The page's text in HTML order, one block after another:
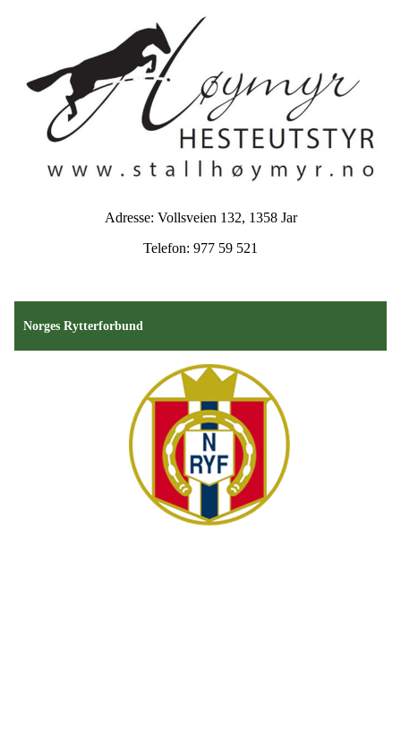
Adresse: Vollsveien 132, 1358 Jar
Telefon: 977 59 521
Norges Rytterforbund